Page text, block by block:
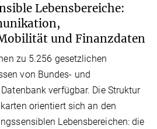
Lebensbereiche:
und Finanzdaten
zu 5.256 gesetzlichen
von Bundes- und
verfügbar. Die Struktur
orientiert sich an den
Lebensbereichen: die